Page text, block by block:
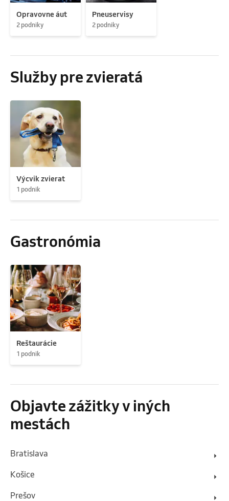
Opravovne áut
2 podniky
Pneuservisy
2 podniky
Služby pre zvieratá
Výcvik zvierat
1 podnik
Gastronómia
Reštaurácie
1 podnik
Objavte zážitky v iných
mestách
Bratislava
Košice
Prešov